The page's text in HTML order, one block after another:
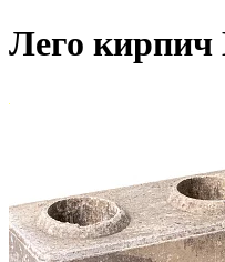
Лего